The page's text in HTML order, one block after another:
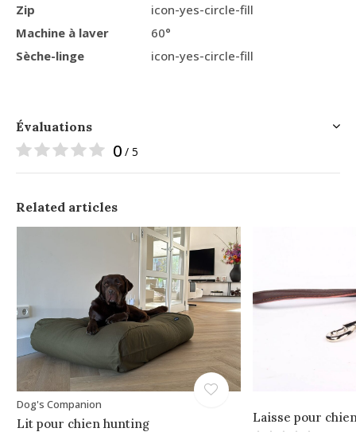
Zip
icon-yes-circle-fill
Machine à laver
60°
Sèche-linge
icon-yes-circle-fill
Évaluations
0 / 5
Related articles
Dog's Companion
Lit pour chien hunting Laisse pour